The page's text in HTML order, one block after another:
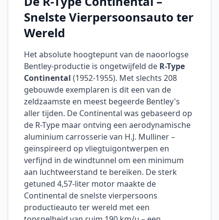
Snelste Vierpersoonsauto ter
Wereld
Het absolute hoogtepunt van de naoorlogse
Bentley-productie is ongetwijfeld de R-Type
Continental (1952-1955). Met slechts 208
gebouwde exemplaren is dit een van de
zeldzaamste en meest begeerde Bentley's
aller tijden. De Continental was gebaseerd op
de R-Type maar ontving een aerodynamische
aluminium carrosserie van H.J. Mulliner –
geïnspireerd op vliegtuigontwerpen en
verfijnd in de windtunnel om een minimum
aan luchtweerstand te bereiken. De sterk
getuned 4,57-liter motor maakte de
Continental de snelste vierpersoons
productieauto ter wereld met een